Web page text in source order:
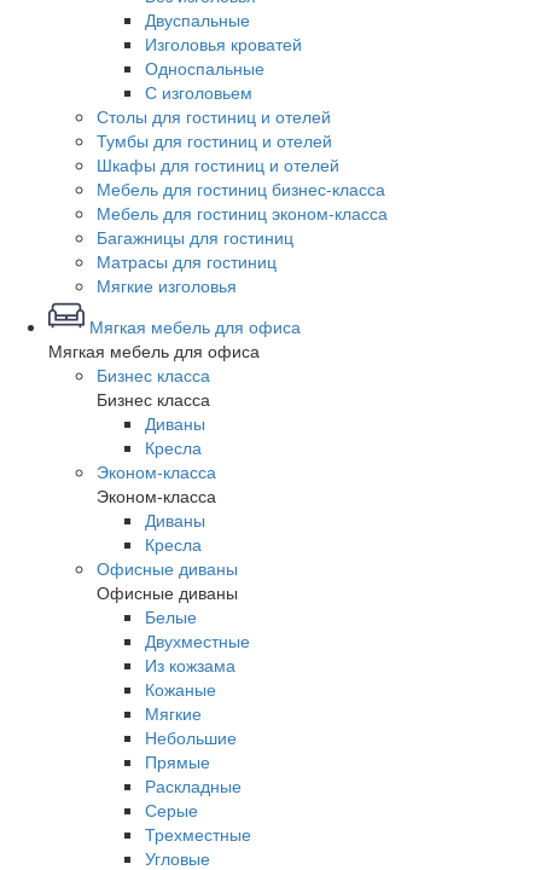
Двуспальные
Изголовья кроватей
Односпальные
С изголовьем
Столы для гостиниц и отелей
Тумбы для гостиниц и отелей
Шкафы для гостиниц и отелей
Мебель для гостиниц бизнес-класса
Мебель для гостиниц эконом-класса
Багажницы для гостиниц
Матрасы для гостиниц
Мягкие изголовья
Мягкая мебель для офиса
Мягкая мебель для офиса
Бизнес класса
Бизнес класса
Диваны
Кресла
Эконом-класса
Эконом-класса
Диваны
Кресла
Офисные диваны
Офисные диваны
Белые
Двухместные
Из кожзама
Кожаные
Мягкие
Небольшие
Прямые
Раскладные
Серые
Трехместные
Угловые